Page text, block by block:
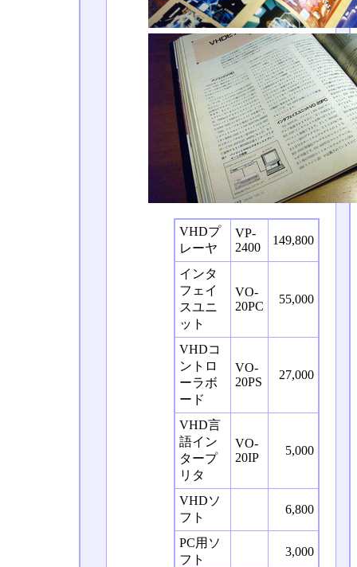
VHDプ
レーヤ
VP-
2400
149,800
インタ
フェイ
スユニ
ット
VO-
20PC
55,000
VHDコ
ントロ
ーラボ
ード
VO-
20PS
27,000
VHD言
語イン
タープ
リタ
VO-
20IP
5,000
VHDソ
フト
6,800
PC用ソ
フト
3,000